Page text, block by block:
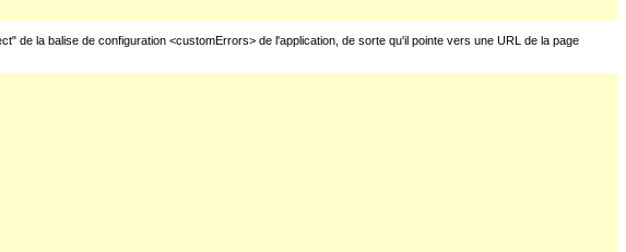
de la balise de configuration <customErrors> de l'application, de sorte qu'il pointe vers une URL de la page